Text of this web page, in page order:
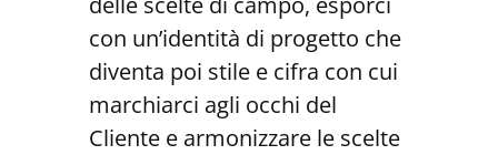
con un’identità di progetto che
diventa poi stile e cifra con cui
marchiarci agli occhi del
Cliente e armonizzare le scelte